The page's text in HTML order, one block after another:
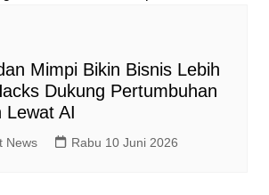
Mimpi Bikin Bisnis Lebih
Dukung Pertumbuhan
Lewat AI
News Rabu 10 Juni 2026